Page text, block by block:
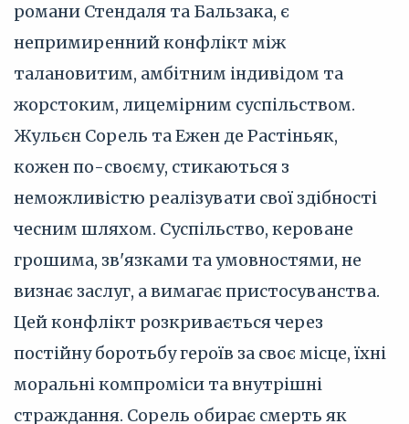
романи Стендаля та Бальзака, є
непримиренний конфлікт між
талановитим, амбітним індивідом та
жорстоким, лицемірним суспільством.
Жульєн Сорель та Ежен де Растіньяк,
кожен по-своєму, стикаються з
неможливістю реалізувати свої здібності
чесним шляхом. Суспільство, кероване
грошима, зв'язками та умовностями, не
визнає заслуг, а вимагає пристосуванства.
Цей конфлікт розкривається через
постійну боротьбу героїв за своє місце, їхні
моральні компроміси та внутрішні
страждання. Сорель обирає смерть як